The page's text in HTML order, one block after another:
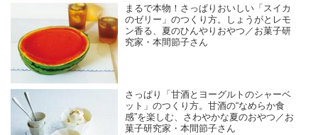
まるで本物！さっぱりおいしい「スイカ
のゼリー」のつくり方。しょうがとレモ
ン香る、夏のひんやりおやつ／お菓子研
究家・本間節子さん
さっぱり「甘酒とヨーグルトのシャーベ
ット」のつくり方。甘酒の“なめらか食
感”を楽しむ、さわやかな夏のおやつ／お
菓子研究家・本間節子さん